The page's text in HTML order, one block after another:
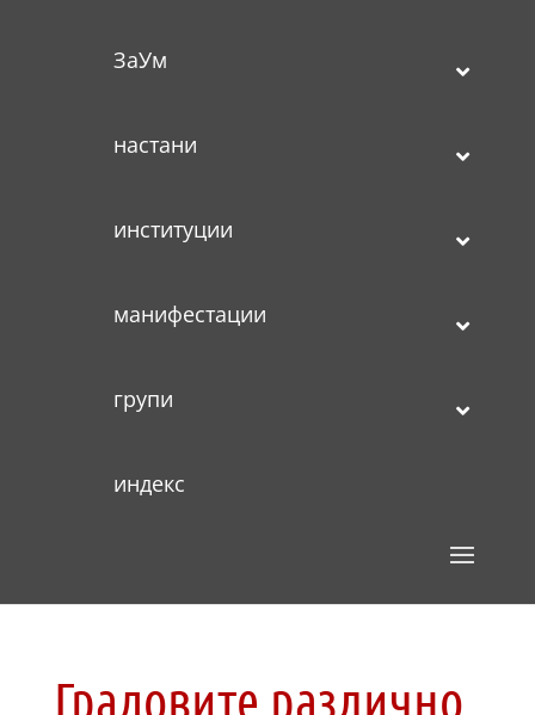
ЗаУм
настани
институции
манифестации
групи
индекс
Градовите различно